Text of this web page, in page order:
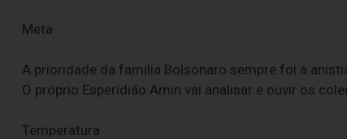
Meta
A prioridade da família Bolsonaro sempre foi a
O próprio Esperidião Amin vai analisar e ouvir os
Temperatura